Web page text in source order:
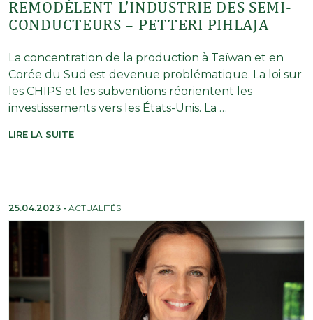
REMODÈLENT L’INDUSTRIE DES SEMI-
CONDUCTEURS – PETTERI PIHLAJA
La concentration de la production à Taïwan et en
Corée du Sud est devenue problématique. La loi sur
les CHIPS et les subventions réorientent les
investissements vers les États-Unis. La …
LIRE LA SUITE
25.04.2023 - ACTUALITÉS